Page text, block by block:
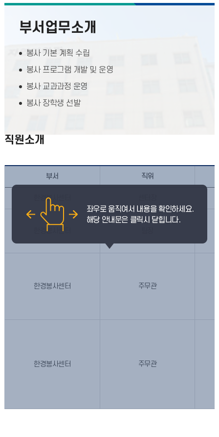
부서업무소개
봉사 기본 계획 수립
봉사 프로그램 개발 및 운영
봉사 교과과정 운영
봉사 장학생 선발
직원소개
부서 직위
한경봉사센터
한경봉사센터
한경봉사센터 주무관
한경봉사센터 주무관